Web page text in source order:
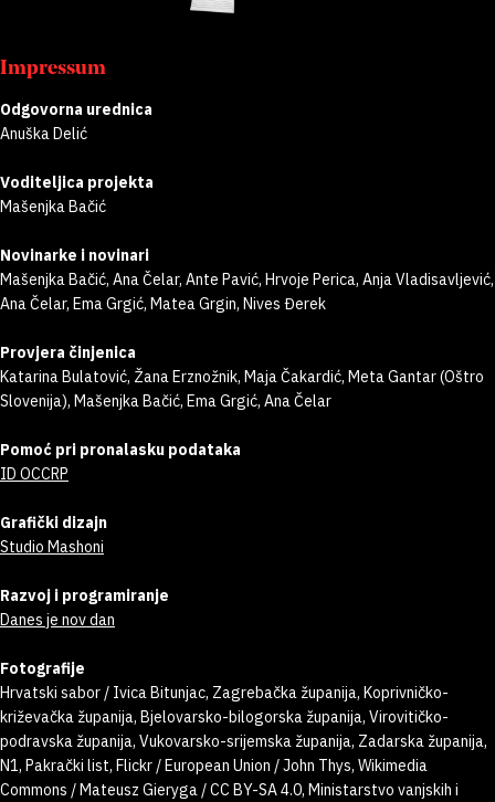
Impressum
Odgovorna urednica
Anuška Delić
Voditeljica projekta
Mašenjka Bačić
Novinarke i novinari
Mašenjka Bačić, Ana Čelar, Ante Pavić, Hrvoje Perica, Anja Vladisavljević,
Ana Čelar, Ema Grgić, Matea Grgin, Nives Đerek
Provjera činjenica
Katarina Bulatović, Žana Erznožnik, Maja Čakardić, Meta Gantar (Oštro
Slovenija), Mašenjka Bačić, Ema Grgić, Ana Čelar
Pomoć pri pronalasku podataka
ID OCCRP
Grafički dizajn
Studio Mashoni
Razvoj i programiranje
Danes je nov dan
Fotografije
Hrvatski sabor / Ivica Bitunjac, Zagrebačka županija, Koprivničko-
križevačka županija, Bjelovarsko-bilogorska županija, Virovitičko-
podravska županija, Vukovarsko-srijemska županija, Zadarska županija,
N1, Pakrački list, Flickr / European Union / John Thys, Wikimedia
Commons / Mateusz Gieryga / CC BY-SA 4.0, Ministarstvo vanjskih i